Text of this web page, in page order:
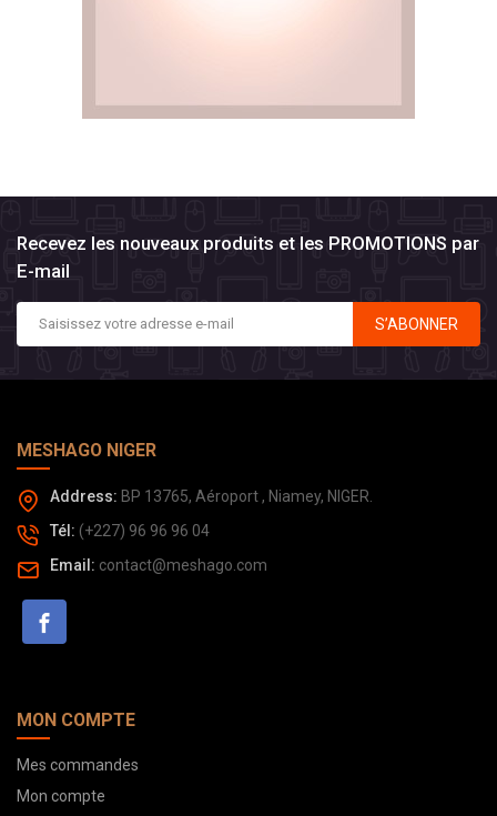
Recevez les nouveaux produits et les PROMOTIONS par
E-mail
S’ABONNER
MESHAGO NIGER
Address: BP 13765, Aéroport , Niamey, NIGER.
Tél: (+227) 96 96 96 04
Email: contact@meshago.com
MON COMPTE
Mes commandes
Mon compte